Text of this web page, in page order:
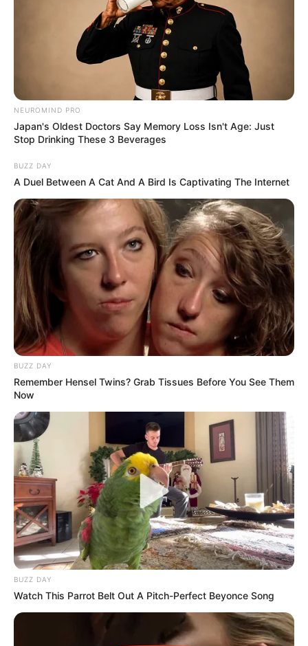
คนเกิดวันอาทิตย์
การงาน :ภาพรวมผลงานที่ผ่านมาผู้หลักผู้ใหญ่เล็ง
เห็นว่าทำได้ดีทีเดียว เดือนนี้งานจะค่อนข้างเยอะ
ระวังเรื่องความใจร้อน ความหงุดหงิด
การเงิน: มีเรื่องให้ต้องกังวลใจ ระวังการมีปากเสียง
หรือทะเลาะเกี่ยวกับเรื่องเอกสารทางการเงิน
ความรัก
คนโสด: ช่วงนี้กดดัน หงุดหงิด อารมณ์เศร้าๆแต่ก็ยัง
มีคนแวะเวียนเข้ามาพูดคุยกับคุณอยู่
คนมีคู่: ช่วย Support และมองอนาคตร่วมกันและ
กันอยู่ ระวังปัญหาจุกจิกเล็กๆน้อยๆให้มองข้าม
สุขภาพ:ปวดขา ปวดแขนไมเกรนเล็กๆน้อยๆ โดยรวม
สุขภาพแข็งแรงดี
ภาพรวม : มีความเบื่อหน่ายจากงาน มีผู้ใหญ่ให้การช่วย
เหลือสนับสนุนอยู่ ลุยโปรเจคอะไรก็สำเร็จคนคอบช่วย
เหลือตลอด
คนเกิดวันจันทร์
การงาน : คนที่รองานมีเกณฑ์สำเร็จ เดือนนี้มีการคุย
ต่อรองเรื่องเงิน ค้าขายมีเงินเข้ามา ขอพรสิ่ง
ศักดิ์สิทธิ์ สำเร็จ เดือนนี้เจรจา พูดคุยประชุมงาน
ตลอด งานจะค่อนข้างเยอะ
ความรัก
NEUROMIND PRO
Japan's Oldest Doctors Say Memory Loss Isn't Age: Just
Stop Drinking These 3 Beverages
BUZZ DAY
A Duel Between A Cat And A Bird Is Captivating The Internet
BUZZ DAY
Remember Hensel Twins? Grab Tissues Before You See Them
Now
BUZZ DAY
Watch This Parrot Belt Out A Pitch-Perfect Beyonce Song